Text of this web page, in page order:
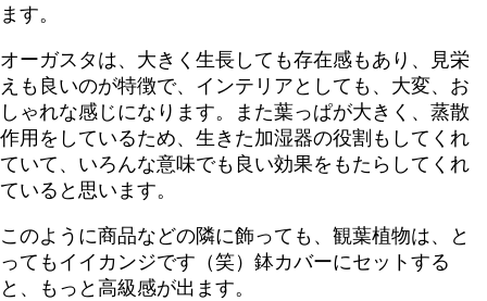
ます。
オーガスタは、大きく生長しても存在感もあり、見栄
えも良いのが特徴で、インテリアとしても、大変、お
しゃれな感じになります。また葉っぱが大きく、蒸散
作用をしているため、生きた加湿器の役割もしてくれ
ていて、いろんな意味でも良い効果をもたらしてくれ
ていると思います。
このように商品などの隣に飾っても、観葉植物は、と
ってもイイカンジです（笑）鉢カバーにセットする
と、もっと高級感が出ます。